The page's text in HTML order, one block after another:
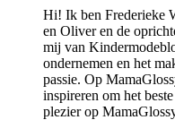
Hi! Ik ben Frederieke
en Oliver en de
mij van
ondernemen en het
passie. Op
inspireren om het
plezier op